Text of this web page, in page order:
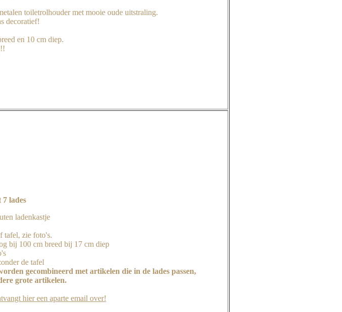
toiletrolhouder met mooie oude uitstraling.
decoratief!
en 10 cm diep.
lades
ladenkastje
tafel, zie foto's.
bij 100 cm breed bij 17 cm diep
de tafel
gecombineerd met artikelen die in de lades passen,
grote artikelen.
hier een aparte email over!